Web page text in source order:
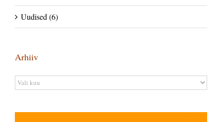
Uudised (6)
Arhiiv
Arhiiv